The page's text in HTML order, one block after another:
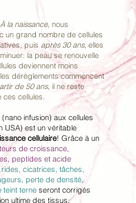
À la naissance, nous
un grand nombre de cellules
puis après 30 ans, elles
la peau se renouvelle
deviennent moins
dérèglements commencent
de 50 ans, il ne reste
ces cellules.
infusion) aux cellules
USA) est un véritable
cellulaire! Grâce à un
de croissance,
peptides et acide
rides, cicatrices, tâches,
perte de densité,
teint terne seront corrigés
ultime des tissus.